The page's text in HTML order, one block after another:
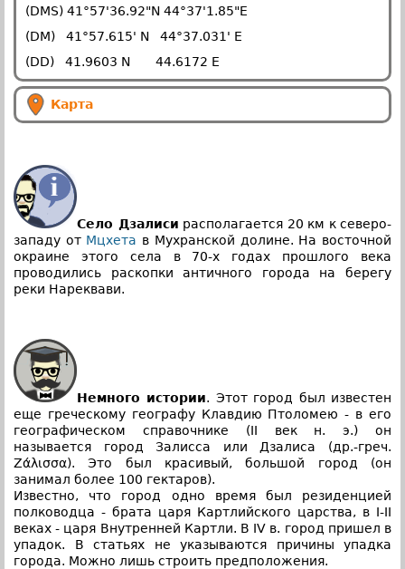
(DMS) 41°57'36.92"N 44°37'1.85"E
(DM) 41°57.615' N 44°37.031' E
(DD) 41.9603 N 44.6172 E
Карта
Село Дзалиси располагается 20 км к северо-
западу от Мцхета в Мухранской долине. На восточной
окраине этого села в 70-х годах прошлого века
проводились раскопки античного города на берегу
реки Нареквави.
Немного истории. Этот город был известен
еще греческому географу Клавдию Птоломею - в его
географическом справочнике (II век н. э.) он
называется город Залисса или Дзалиса (др.-греч.
Ζάλισσα). Это был красивый, большой город (он
занимал более 100 гектаров).
Известно, что город одно время был резиденцией
полководца - брата царя Картлийского царства, в I-II
веках - царя Внутренней Картли. В IV в. город пришел в
упадок. В статьях не указываются причины упадка
города. Можно лишь строить предположения.